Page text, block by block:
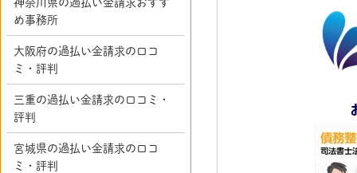
め事務所
大阪府の過払い金請求の口コ
ミ・評判
三重の過払い金請求の口コミ・
評判
宮城県の過払い金請求の口コ
ミ・評判